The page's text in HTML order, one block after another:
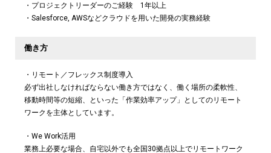
・プロジェクトリーダーのご経験 1年以上
・Salesforce, AWSなどクラウドを用いた開発の実務経験
働き方
・リモート／フレックス制度導入
必ず出社しなければならない働き方ではなく、働く場所の柔軟性、
移動時間等の短縮、といった「作業効率アップ」としてのリモート
ワークを主体としています。
・We Work活用
業務上必要な場合、自宅以外でも全国30拠点以上でリモートワーク